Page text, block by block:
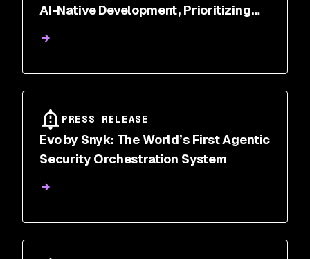
AI-Native Development, Prioritizing
PRESS RELEASE
Evo by Snyk: The World’s First Agentic
Security Orchestration System